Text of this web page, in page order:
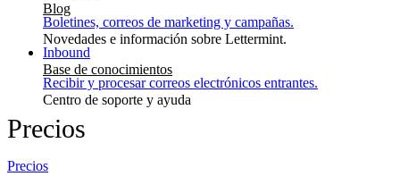
Blog
Novedades e información sobre Lettermint.
Base de conocimientos
Centro de soporte y ayuda
Boletines, correos de marketing y campañas.
Inbound
Recibir y procesar correos electrónicos entrantes.
Precios
Precios